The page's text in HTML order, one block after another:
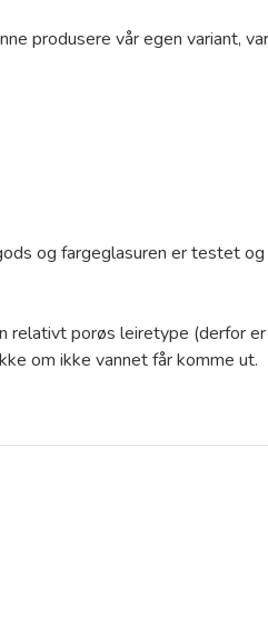
produsere vår egen variant,
og fargeglasuren er testet
relativt porøs leiretype (derfor
om ikke vannet får komme ut.